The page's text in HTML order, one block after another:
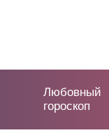
Любовный
гороскоп